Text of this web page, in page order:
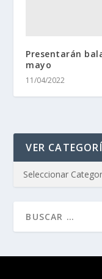
Presentarán
mayo
11/04/2022
VER